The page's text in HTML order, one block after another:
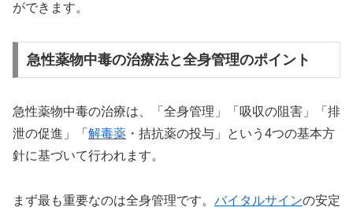
ができます。
急性薬物中毒の治療法と全身管理のポイント
急性薬物中毒の治療は、「全身管理」「吸収の阻害」「排
泄の促進」「 解毒薬 ・拮抗薬の投与」という4つの基本方
針に基づいて行われます。
まず最も重要なのは全身管理です。 バイタルサインの安定